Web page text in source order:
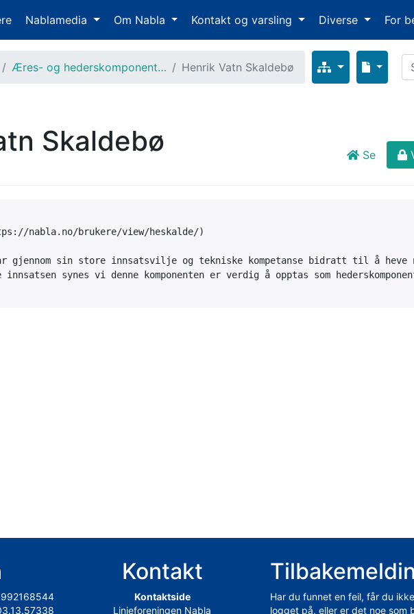
Nablamedia Om Nabla Kontakt og varsling Diverse For
Æres- og hederskomponent… Henrik Vatn Skaldebø
Skaldebø Se
nabla.no/brukere/view/heskalde/)
har gjennom sin store innsatsvilje og tekniske kompetanse bidratt til å
992168544
Kontakt
Kontaktside
Linjeforeningen Nabla
Har du funnet en feil, får du ikke
logget på, eller er det noe som